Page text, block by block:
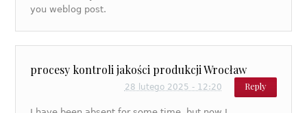
you weblog post.
procesy kontroli jakości produkcji Wrocław
Reply
28 lutego 2025 - 12:20